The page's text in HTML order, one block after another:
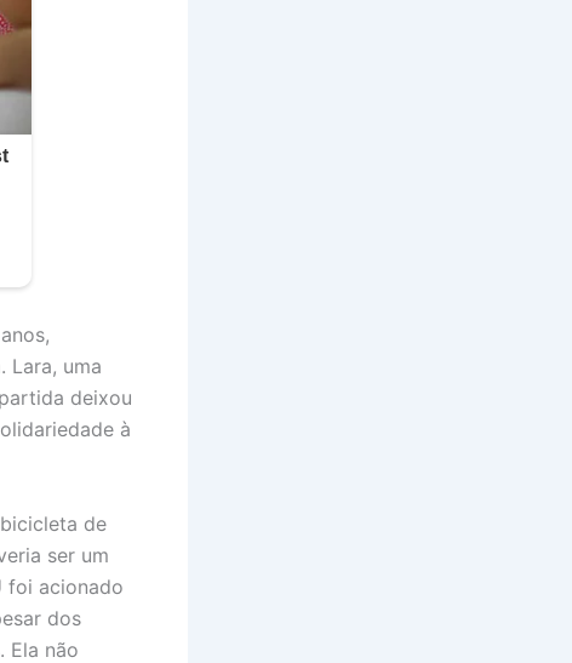
Lara, uma
deixou
à
de
ser um
foi acionado
dos
Ela não